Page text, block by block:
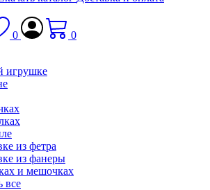
0
0
игрушке
из фетра
из фанеры
и мешочках
все